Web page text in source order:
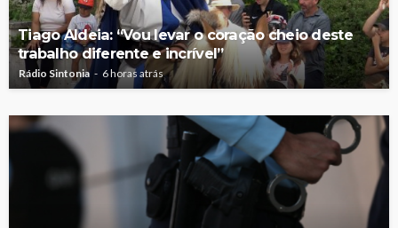
Tiago Aldeia: “Vou levar o coração cheio deste
trabalho diferente e incrível”
Rádio Sintonia 6 horas atrás